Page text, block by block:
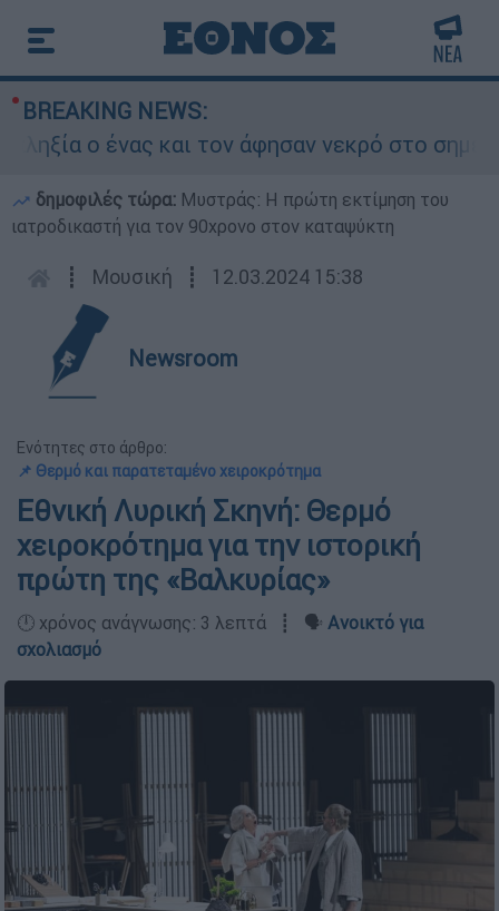
BREAKING NEWS:
ο ένας και τον άφησαν νεκρό στο σημείο
δημοφιλές τώρα: Μυστράς: Η πρώτη εκτίμηση του
ιατροδικαστή για τον 90χρονο στον καταψύκτη
┋ Μουσική ┋ 12.03.2024 15:38
Newsroom
Ενότητες στο άρθρο:
📌 Θερμό και παρατεταμένο χειροκρότημα
Εθνική Λυρική Σκηνή: Θερμό
χειροκρότημα για την ιστορική
πρώτη της «Βαλκυρίας»
🕛 χρόνος ανάγνωσης: 3 λεπτά ┋ 🗣️ Ανοικτό για
σχολιασμό